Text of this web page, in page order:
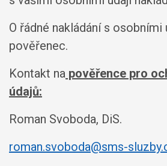
O řádné nakládání s
pověřenec.
Kontakt na pověřence pro
údajů:
Roman Svoboda, DiS.
roman.svoboda@sms-